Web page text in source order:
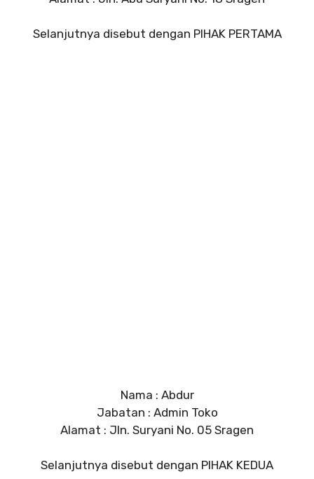
Selanjutnya disebut dengan PIHAK PERTAMA
Nama : Abdur
Jabatan : Admin Toko
Alamat : Jln. Suryani No. 05 Sragen
Selanjutnya disebut dengan PIHAK KEDUA